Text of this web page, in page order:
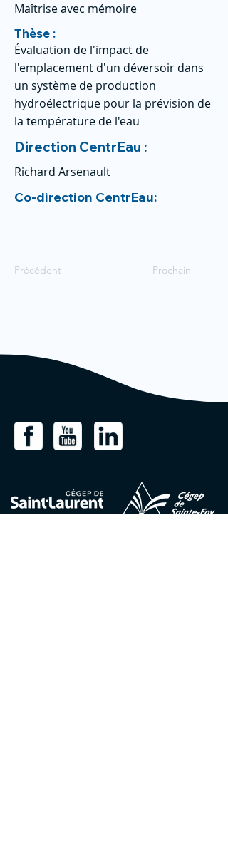
Maîtrise avec mémoire
Thèse :
Évaluation de l'impact de
l'emplacement d'un déversoir dans
un système de production
hydroélectrique pour la prévision de
la température de l'eau
Direction CentrEau :
Richard Arsenault
Co-direction CentrEau:
Précédent Prochain